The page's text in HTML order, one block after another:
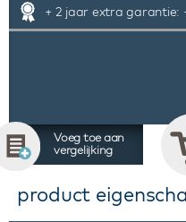
+ 2 jaar extra garantie:
Voeg toe aan
vergelijking
product